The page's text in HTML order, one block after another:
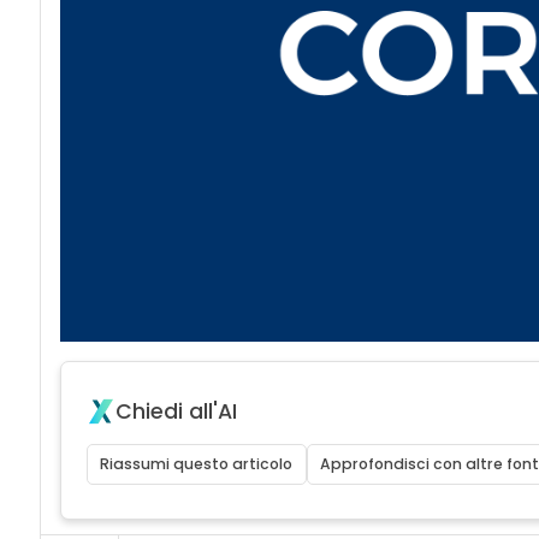
Chiedi all'AI
Riassumi questo articolo Approfondisci con altre